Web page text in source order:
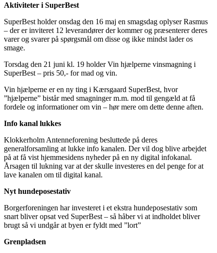
Aktiviteter i SuperBest
SuperBest holder onsdag den 16 maj en smagsdag oplyser Rasmus
– der er inviteret 12 leverandører der kommer og præsenterer deres
varer og svarer på spørgsmål om disse og ikke mindst lader os
smage.
Torsdag den 21 juni kl. 19 holder Vin hjælperne vinsmagning i
SuperBest – pris 50,- for mad og vin.
Vin hjælperne er en ny ting i Kærsgaard SuperBest, hvor
”hjælperne” bistår med smagninger m.m. mod til gengæld at få
fordele og informationer om vin – hør mere om dette denne aften.
Info kanal lukkes
Klokkerholm Antenneforening besluttede på deres
generalforsamling at lukke info kanalen. Der vil dog blive arbejdet
på at få vist hjemmesidens nyheder på en ny digital infokanal.
Årsagen til lukning var at der skulle investeres en del penge for at
lave kanalen om til digital kanal.
Nyt hundeposestativ
Borgerforeningen har investeret i et ekstra hundeposestativ som
snart bliver opsat ved SuperBest – så håber vi at indholdet bliver
brugt så vi undgår at byen er fyldt med ”lort”
Grenpladsen